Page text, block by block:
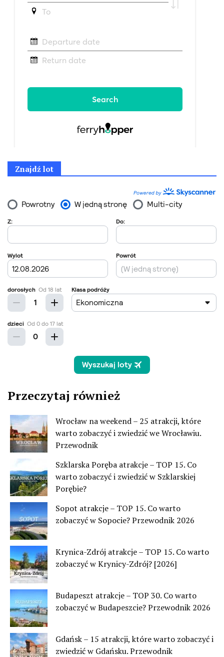
Znajdź lot
Przeczytaj również
Wrocław na weekend – 25 atrakcji, które
warto zobaczyć i zwiedzić we Wrocławiu.
Przewodnik
Szklarska Poręba atrakcje – TOP 15. Co
warto zobaczyć i zwiedzić w Szklarskiej
Porębie?
Sopot atrakcje – TOP 15. Co warto
zobaczyć w Sopocie? Przewodnik 2026
Krynica-Zdrój atrakcje – TOP 15. Co warto
zobaczyć w Krynicy-Zdrój? [2026]
Budapeszt atrakcje – TOP 30. Co warto
zobaczyć w Budapeszcie? Przewodnik 2026
Gdańsk – 15 atrakcji, które warto zobaczyć i
zwiedzić w Gdańsku. Przewodnik